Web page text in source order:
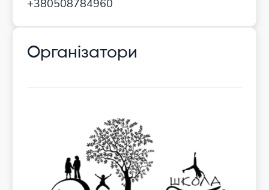
+380508784960
Організатори